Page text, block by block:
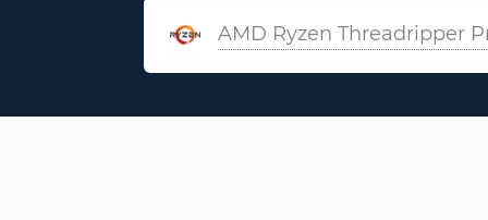
AMD Ryzen Threadripper